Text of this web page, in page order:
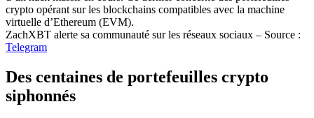
ZachXBT alerte sa communauté sur les réseaux sociaux – Source :
Telegram
Des centaines de portefeuilles crypto
siphonnés